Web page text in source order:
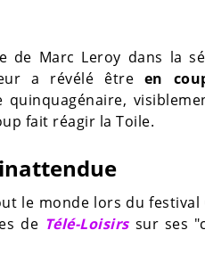
de Marc Leroy dans la
a révélé être en
quinquagénaire,
fait réagir la Toile.
le monde lors du festival
de Télé-Loisirssur ses